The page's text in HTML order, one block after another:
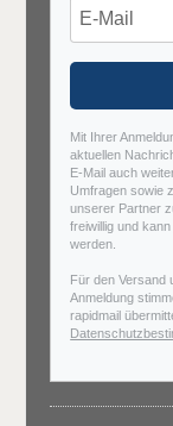
Mit Ihrer
aktuellen
E-Mail auch
Umfragen sowie
unserer Partner
freiwillig und
werden.
Für den Versand
Anmeldung
rapidmail